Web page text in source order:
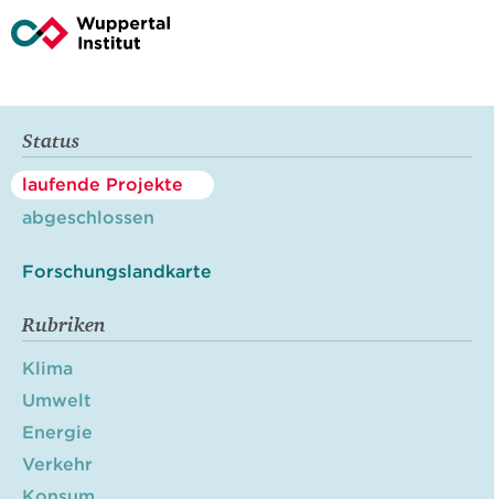
Status
laufende Projekte
abgeschlossen
Forschungslandkarte
Rubriken
Klima
Umwelt
Energie
Verkehr